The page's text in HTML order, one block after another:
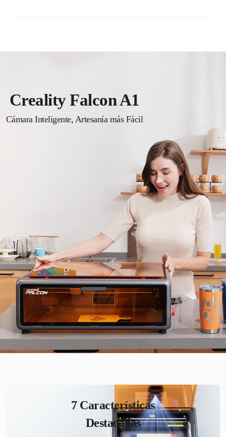
Creality Falcon A1
Cámara Inteligente, Artesanía más Fácil
7 Características
Destacadas